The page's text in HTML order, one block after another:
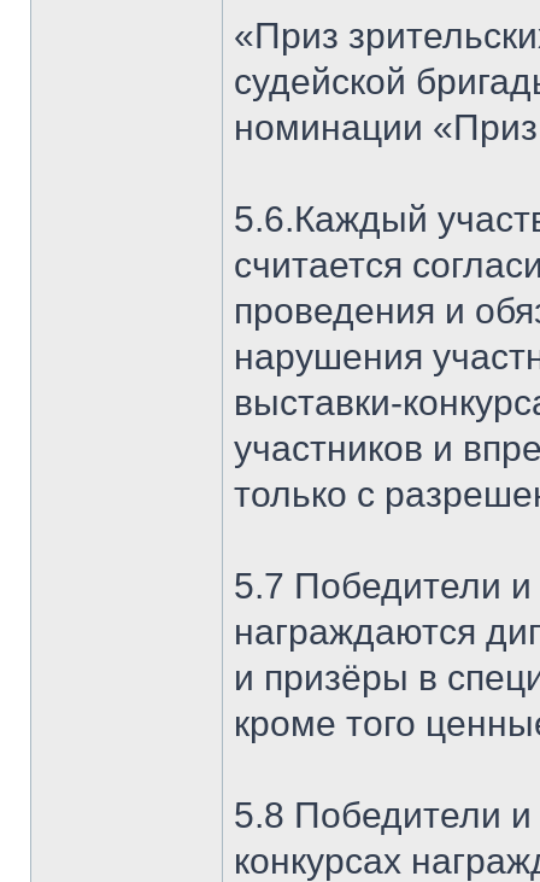
«Приз
судейской
номинации «Приз
5.6.Каждый
считается
проведения и
нарушения
выставки-
участников и
только с
5.7 Победители и
награждаются
и призёры в
кроме того
5.8 Победители
конкурсах